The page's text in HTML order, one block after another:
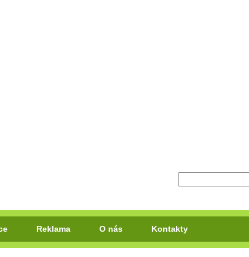
Reklama O nás Kontakty